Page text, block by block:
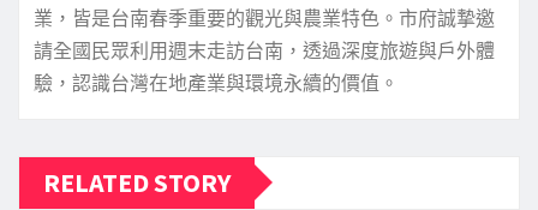
業，皆是台南春季重要的觀光與農業特色。市府誠摯邀
請全國民眾利用週末走訪台南，透過深度旅遊與戶外體
驗，認識台灣在地產業與環境永續的價值。
RELATED STORY